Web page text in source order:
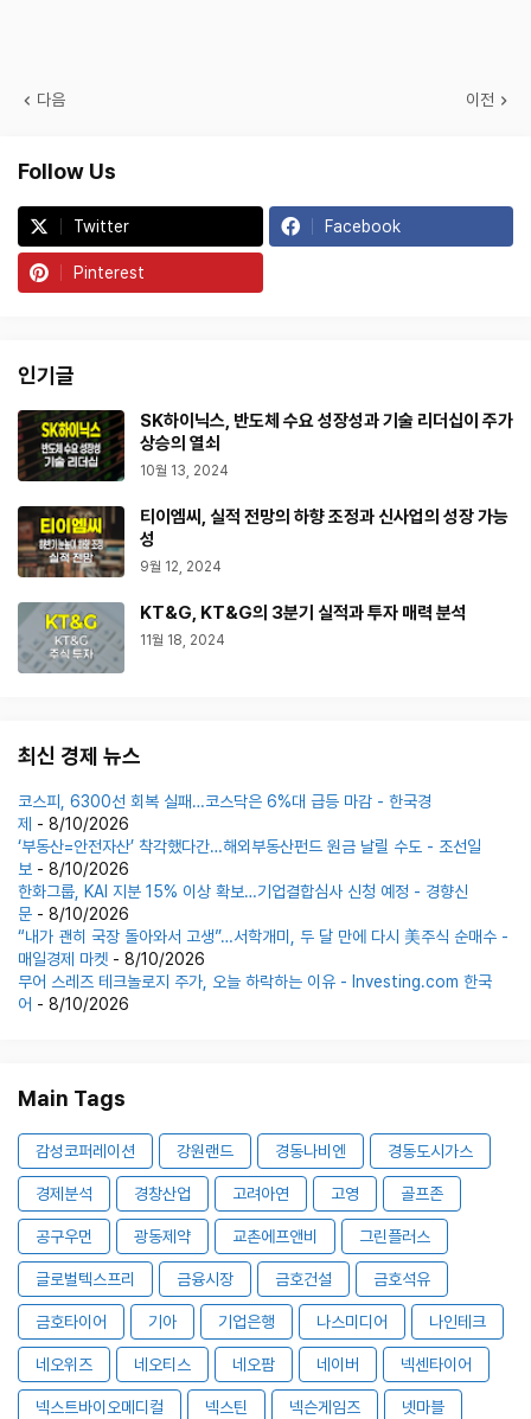
다음 이전
Follow Us
Twitter Facebook
Pinterest
인기글
SK하이닉스, 반도체 수요 성장성과 기술 리더십이 주가
상승의 열쇠
10월 13, 2024
티이엠씨, 실적 전망의 하향 조정과 신사업의 성장 가능
성
9월 12, 2024
KT&G, KT&G의 3분기 실적과 투자 매력 분석
11월 18, 2024
최신 경제 뉴스
코스피, 6300선 회복 실패…코스닥은 6%대 급등 마감 - 한국경
제 - 8/10/2026
‘부동산=안전자산’ 착각했다간…해외부동산펀드 원금 날릴 수도 - 조선일
보 - 8/10/2026
한화그룹, KAI 지분 15% 이상 확보…기업결합심사 신청 예정 - 경향신
문 - 8/10/2026
“내가 괜히 국장 돌아와서 고생”…서학개미, 두 달 만에 다시 美주식 순매수 -
매일경제 마켓 - 8/10/2026
무어 스레즈 테크놀로지 주가, 오늘 하락하는 이유 - Investing.com 한국
어 - 8/10/2026
Main Tags
감성코퍼레이션 강원랜드 경동나비엔 경동도시가스
경제분석 경창산업 고려아연 고영 골프존
공구우먼 광동제약 교촌에프앤비 그린플러스
글로벌텍스프리 금융시장 금호건설 금호석유
금호타이어 기아 기업은행 나스미디어 나인테크
네오위즈 네오티스 네오팜 네이버 넥센타이어
넥스트바이오메디컬 넥스틴 넥슨게임즈 넷마블